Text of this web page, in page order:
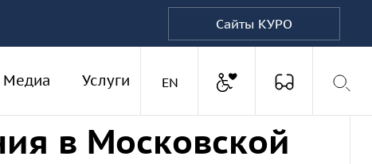
Сайты КУРО
Медиа Услуги ENАнглийская версияДоступная среда
Версия для
в Московской